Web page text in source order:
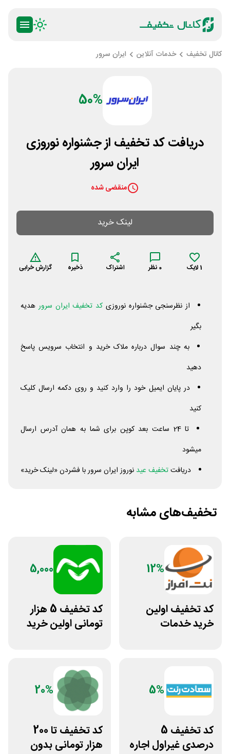
کانال تخفیف خدمات آنلاین ایران سرور
50%
دریافت کد تخفیف از جشنواره نوروزی
ایران سرور
منقضی شده
لینک خرید
1لایک 0 نظر اشتراک ذخیره گزارش خرابی
از نظرسنجی جشنواره نوروزی کد تخفیف ایران سرورهدیه
بگیر
به چند سوال درباره ملاک خرید و انتخاب سرویس پاسخ
دهید
در پایان ایمیل خود را وارد کنید و روی دکمه ارسال کلیک
کنید
تا 24 ساعت بعد کوپن برای شما به همان آدرس ارسال
میشود
دریافتتخفیف عید نوروز ایران سرور با فشردن «لینک خرید»
تخفیف‌های مشابه
12%
کد تخفیف اولین
خرید خدمات
5,000
کد تخفیف 5 هزار
تومانی اولین خرید
5%
کد تخفیف 5
درصدی غیراول اجاره
20%
کد تخفیف تا 200
هزار تومانی بدون